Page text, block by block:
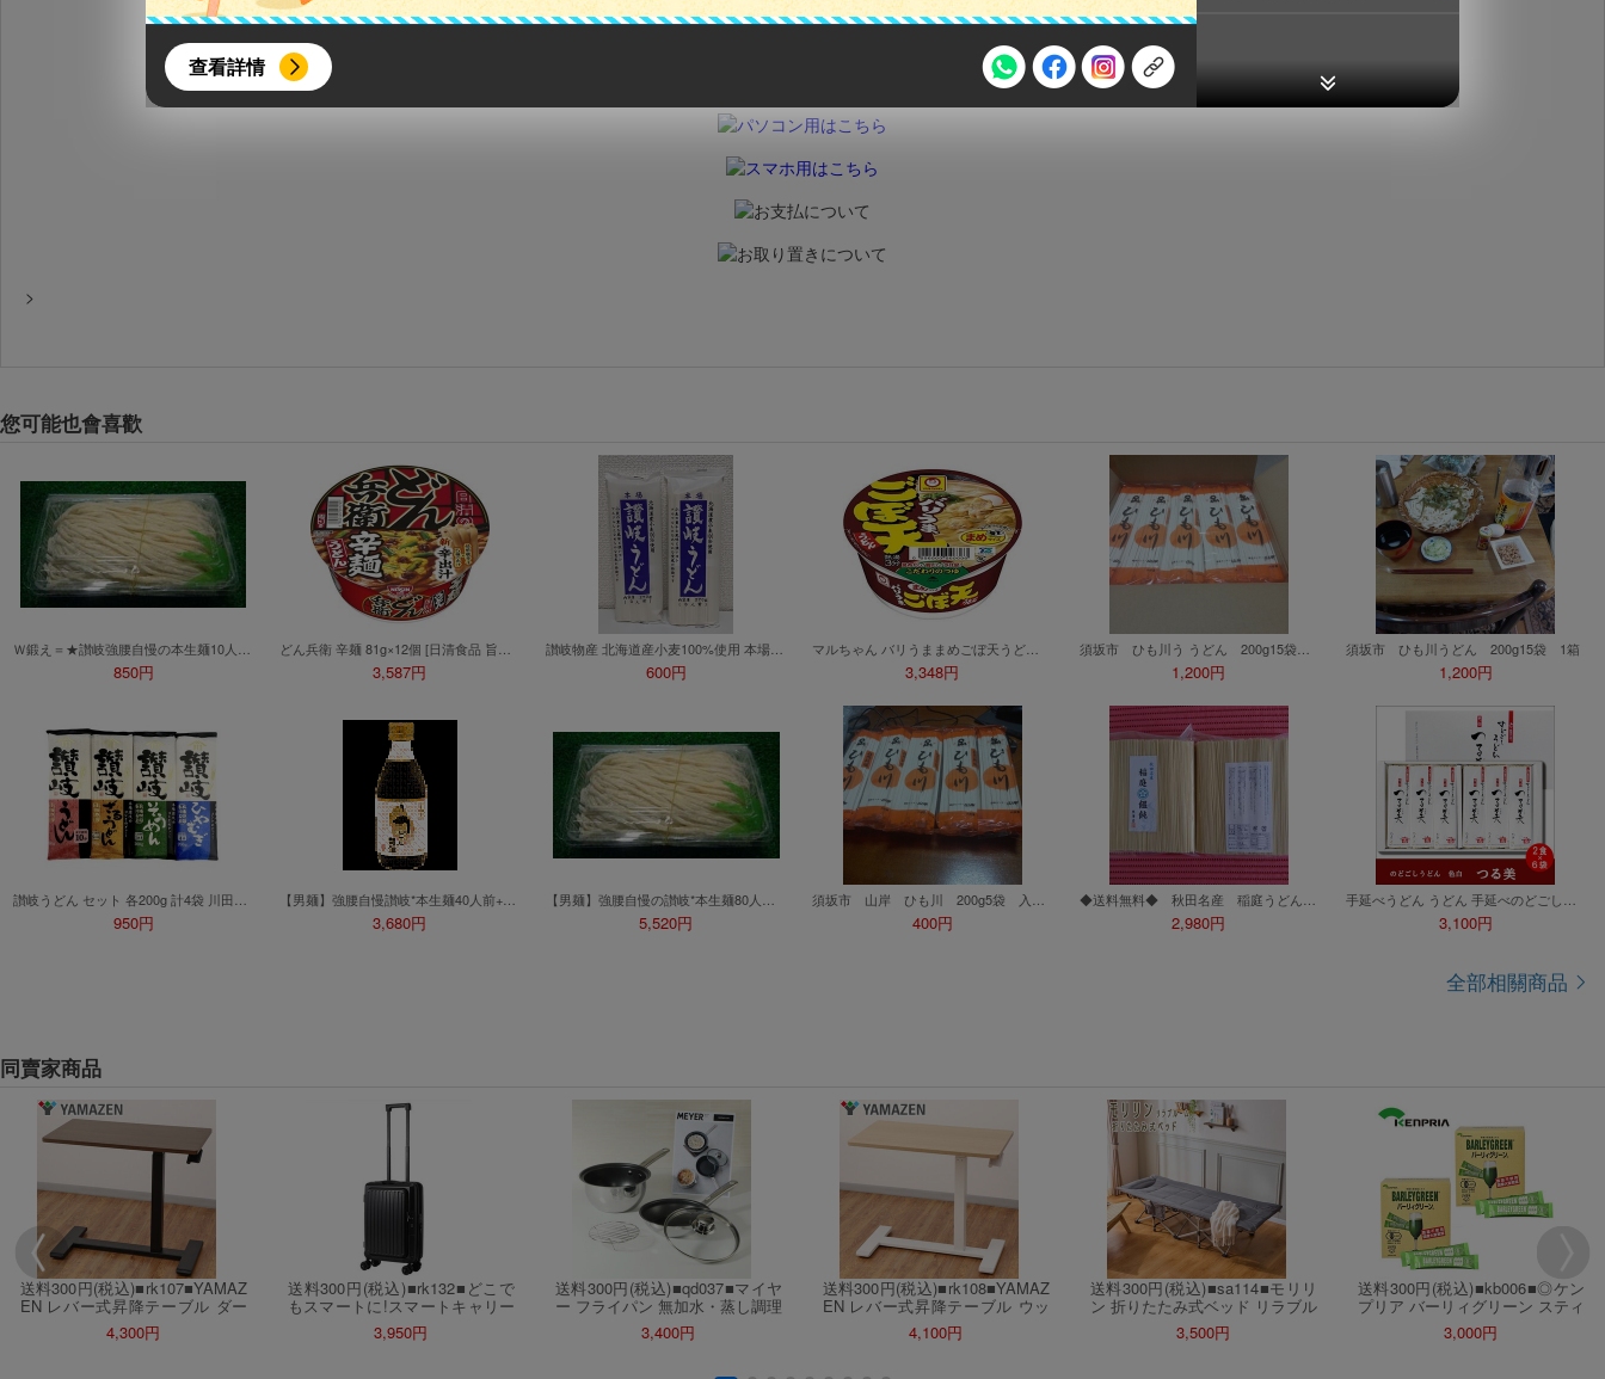
注意事項
Letao Dollar使用規則：
Letao Dollar使用期限至發放後第30日之晚上23:59。
Letao Dollar可於「JDirectItems Auction」、「日本商城代購」 「第一次付款」使用，可折抵服務費與
商品金額。
Letao Dollar不可用於購買商品為「門票、優惠券、住宿券、禮券、儲值卡……等等」、48小時外付
款、類現金商品、日本寄日本之訂單。
使用Letao Dollar之委託單，如因價格不符、缺貨、非Letao因素(退貨不會歸還)退單者，退回的Letao
Dollar使用期限不會延長。
Letao 保有所有變更、修改或提前終止之權利，如有變更恕不另行通知，將以官網公告為準。
查看詳情
>
您可能也會喜歡
850円 3,587円 600円 3,348円 1,200円
須坂市 ひも川うどん 200g15袋 1箱
1,200円
950円 3,680円 5,520円 400円 2,980円 3,100円
全部相關商品
同賣家商品
送料300円(税込)■rk107■YAMAZ
EN レバー式昇降テーブル ダー
クブラウン 22000円相当【シン
4,300円
送料300円(税込)■rk132■どこで
もスマートに!スマートキャリー
ケース ブラック 38280円相当
【シンオク】3,950円
送料300円(税込)■qd037■マイヤ
ー フライパン 無加水・蒸し調理
まで！ 1、2、3パン レシピ付き
セット 19980円相当【シンオ
3,400円
送料300円(税込)■rk108■YAMAZ
EN レバー式昇降テーブル ウッ
ドナチュラル 22000円相当【シ
4,100円
送料300円(税込)■sa114■モリリ
ン 折りたたみ式ベッド リラブル
ーム 22000円相当【シンオク】
3,500円
送料300円(税込)■kb006■◎ケン
プリア バーリィグリーン スティ
ックタイプ(3g×60スティック) 2
箱【シンオク】3,000円